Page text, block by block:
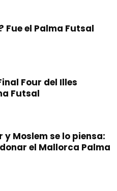
Fue el Palma Futsal
Four del Illes
Futsal
y Moslem se lo piensa:
el Mallorca Palma